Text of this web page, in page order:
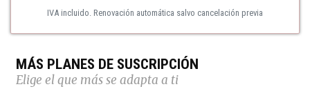
IVA incluido. Renovación automática salvo cancelación previa
MÁS PLANES DE SUSCRIPCIÓN
Elige el que más se adapta a ti